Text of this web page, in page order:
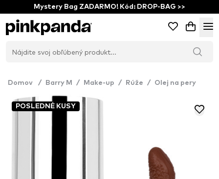
Mystery Bag ZADARMO! Kód: DROP-BAG >>
Domov / Barry M / Make-up / Rúže / Olej na pery
POSLEDNÉ KUSY